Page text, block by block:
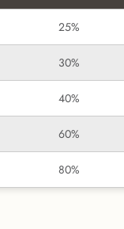
25%
30%
40%
60%
80%